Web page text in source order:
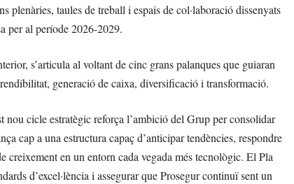
plenàries, taules de treball i espais de col·laboració dissenyats
per al període 2026-2029.
s’articula al voltant de cinc grans palanques que guiaran
generació de caixa, diversificació i transformació.
cicle estratègic reforça l’ambició del Grup per consolidar
cap a una estructura capaç d’anticipar tendències, respondre
creixement en un entorn cada vegada més tecnològic. El Pla
d’excel·lència i assegurar que Prosegur continuï sent un